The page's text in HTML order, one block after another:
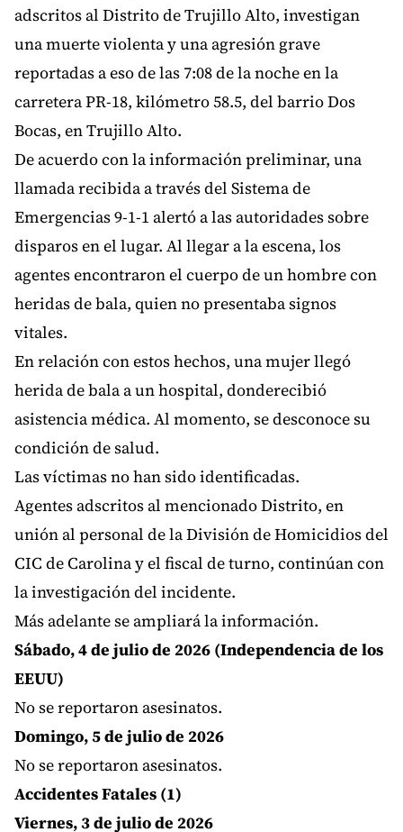
adscritos al Distrito de Trujillo Alto, investigan
una muerte violenta y una agresión grave
reportadas a eso de las 7:08 de la noche en la
carretera PR-18, kilómetro 58.5, del barrio Dos
Bocas, en Trujillo Alto.
De acuerdo con la información preliminar, una
llamada recibida a través del Sistema de
Emergencias 9-1-1 alertó a las autoridades sobre
disparos en el lugar. Al llegar a la escena, los
agentes encontraron el cuerpo de un hombre con
heridas de bala, quien no presentaba signos
vitales.
En relación con estos hechos, una mujer llegó
herida de bala a un hospital, donderecibió
asistencia médica. Al momento, se desconoce su
condición de salud.
Las víctimas no han sido identificadas.
Agentes adscritos al mencionado Distrito, en
unión al personal de la División de Homicidios del
CIC de Carolina y el fiscal de turno, continúan con
la investigación del incidente.
Más adelante se ampliará la información.
Sábado, 4 de julio de 2026 (Independencia de los
EEUU)
No se reportaron asesinatos.
Domingo, 5 de julio de 2026
No se reportaron asesinatos.
Accidentes Fatales (1)
Viernes, 3 de julio de 2026